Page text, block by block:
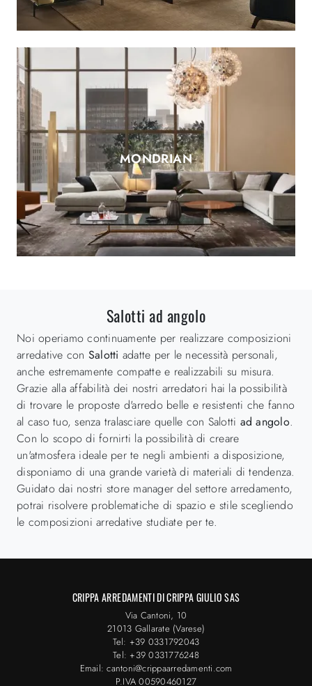
MONDRIAN
Salotti ad angolo
Noi operiamo continuamente per realizzare composizioni
arredative con Salotti adatte per le necessità personali,
anche estremamente compatte e realizzabili su misura.
Grazie alla affabilità dei nostri arredatori hai la possibilità
di trovare le proposte d'arredo belle e resistenti che fanno
al caso tuo, senza tralasciare quelle con Salotti ad angolo.
Con lo scopo di fornirti la possibilità di creare
un'atmosfera ideale per te negli ambienti a disposizione,
disponiamo di una grande varietà di materiali di tendenza.
Guidato dai nostri store manager del settore arredamento,
potrai risolvere problematiche di spazio e stile scegliendo
le composizioni arredative studiate per te.
CRIPPA ARREDAMENTI DI CRIPPA GIULIO SAS
Via Cantoni, 10
21013 Gallarate (Varese)
Tel: +39 0331792043
Tel: +39 0331776248
Email: cantoni@crippaarredamenti.com
P.IVA 00590460127